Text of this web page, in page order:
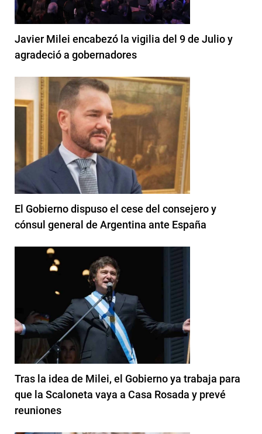
Javier Milei encabezó la vigilia del 9 de Julio y
agradeció a gobernadores
El Gobierno dispuso el cese del consejero y
cónsul general de Argentina ante España
Tras la idea de Milei, el Gobierno ya trabaja para
que la Scaloneta vaya a Casa Rosada y prevé
reuniones